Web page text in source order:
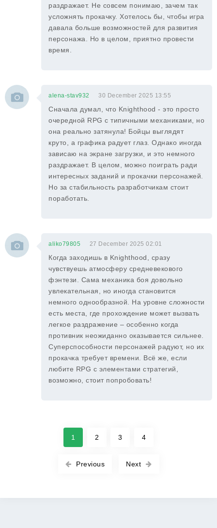
раздражает. Не совсем понимаю, зачем так
усложнять прокачку. Хотелось бы, чтобы игра
давала больше возможностей для развития
персонажа. Но в целом, приятно провести
время.
alena-stav932 30 December 2025 13:55
Сначала думал, что Knighthood - это просто
очередной RPG с типичными механиками, но
она реально затянула! Бойцы выглядят
круто, а графика радует глаз. Однако иногда
зависаю на экране загрузки, и это немного
раздражает. В целом, можно поиграть ради
интересных заданий и прокачки персонажей.
Но за стабильность разработчикам стоит
поработать.
aliko79805 27 December 2025 02:01
Когда заходишь в Knighthood, сразу
чувствуешь атмосферу средневекового
фэнтези. Сама механика боя довольно
увлекательная, но иногда становится
немного однообразной. На уровне сложности
есть места, где прохождение может вызвать
легкое раздражение – особенно когда
противник неожиданно оказывается сильнее.
Суперспособности персонажей радуют, но их
прокачка требует времени. Всё же, если
любите RPG с элементами стратегий,
возможно, стоит попробовать!
Previous
1 2 3 4
Next